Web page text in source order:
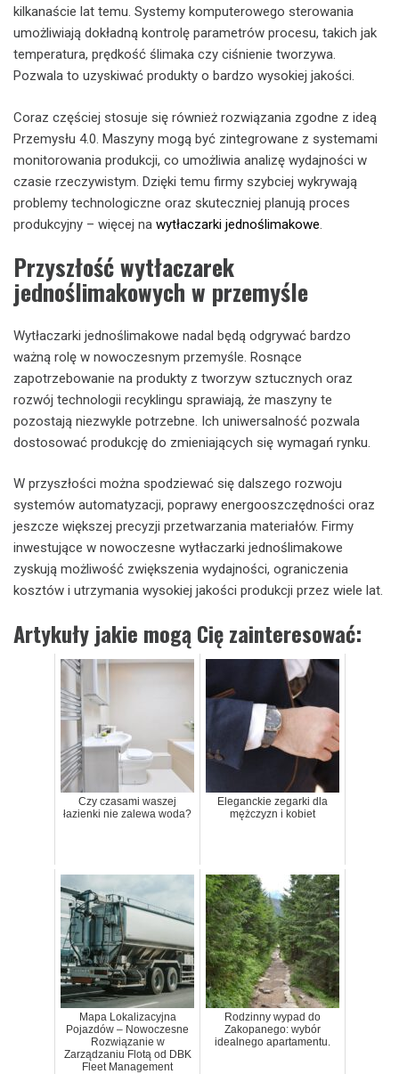
kilkanaście lat temu. Systemy komputerowego sterowania
umożliwiają dokładną kontrolę parametrów procesu, takich jak
temperatura, prędkość ślimaka czy ciśnienie tworzywa.
Pozwala to uzyskiwać produkty o bardzo wysokiej jakości.
Coraz częściej stosuje się również rozwiązania zgodne z ideą
Przemysłu 4.0. Maszyny mogą być zintegrowane z systemami
monitorowania produkcji, co umożliwia analizę wydajności w
czasie rzeczywistym. Dzięki temu firmy szybciej wykrywają
problemy technologiczne oraz skuteczniej planują proces
produkcyjny – więcej na wytłaczarki jednoślimakowe.
Przyszłość wytłaczarek
jednoślimakowych w przemyśle
Wytłaczarki jednoślimakowe nadal będą odgrywać bardzo
ważną rolę w nowoczesnym przemyśle. Rosnące
zapotrzebowanie na produkty z tworzyw sztucznych oraz
rozwój technologii recyklingu sprawiają, że maszyny te
pozostają niezwykle potrzebne. Ich uniwersalność pozwala
dostosować produkcję do zmieniających się wymagań rynku.
W przyszłości można spodziewać się dalszego rozwoju
systemów automatyzacji, poprawy energooszczędności oraz
jeszcze większej precyzji przetwarzania materiałów. Firmy
inwestujące w nowoczesne wytłaczarki jednoślimakowe
zyskują możliwość zwiększenia wydajności, ograniczenia
kosztów i utrzymania wysokiej jakości produkcji przez wiele lat.
Artykuły jakie mogą Cię zainteresować:
Czy czasami waszej
łazienki nie zalewa woda?
Eleganckie zegarki dla
mężczyzn i kobiet
Mapa Lokalizacyjna
Pojazdów – Nowoczesne
Rozwiązanie w
Zarządzaniu Flotą od DBK
Fleet Management
Rodzinny wypad do
Zakopanego: wybór
idealnego apartamentu.